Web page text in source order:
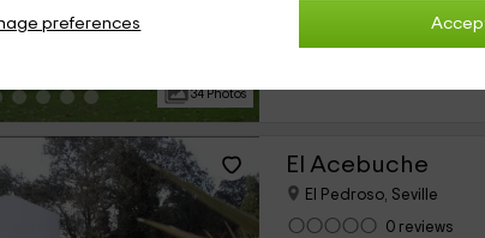
preferences
34 Photos
está ubicada en una finca
Sevilla. Nuestra finca
El Acebuche
El Pedroso, Seville
0 reviews